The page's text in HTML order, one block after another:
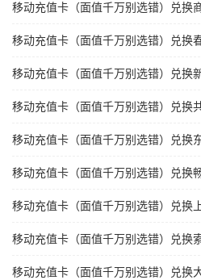
移动充值卡（面值千万别选错）兑换
移动充值卡（面值千万别选错）兑换
移动充值卡（面值千万别选错）兑换
移动充值卡（面值千万别选错）兑换
移动充值卡（面值千万别选错）兑换
移动充值卡（面值千万别选错）兑换
移动充值卡（面值千万别选错）兑换
移动充值卡（面值千万别选错）兑换
移动充值卡（面值千万别选错）兑换